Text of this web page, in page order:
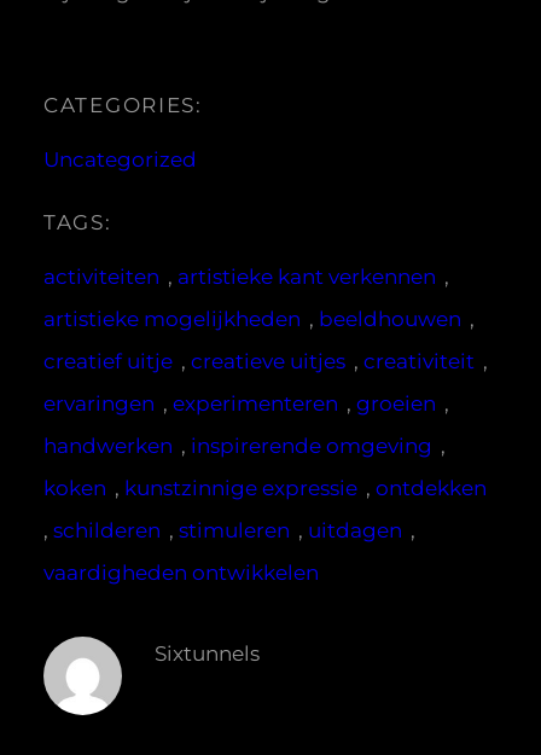
CATEGORIES:
Uncategorized
TAGS:
activiteiten , artistieke kant verkennen ,
artistieke mogelijkheden , beeldhouwen ,
creatief uitje , creatieve uitjes , creativiteit ,
ervaringen , experimenteren , groeien ,
handwerken , inspirerende omgeving ,
koken , kunstzinnige expressie , ontdekken
, schilderen , stimuleren , uitdagen ,
vaardigheden ontwikkelen
Sixtunnels